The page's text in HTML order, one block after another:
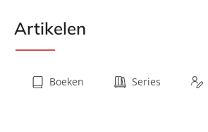
Artikelen
Boeken Series